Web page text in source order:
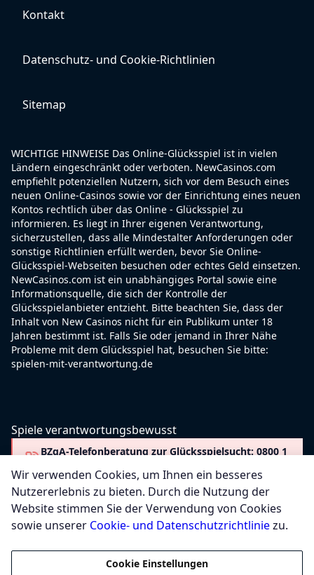
Wir verwenden Cookies, um Ihnen ein besseres
Nutzererlebnis zu bieten. Durch die Nutzung der
Website stimmen Sie der Verwendung von Cookies
sowie unserer Cookie- und Datenschutzrichtliniezu.
Cookie Einstellungen
Kontakt
Datenschutz- und Cookie-Richtlinien
Sitemap
WICHTIGE HINWEISE Das Online-Glücksspiel ist in vielen
Ländern eingeschränkt oder verboten. NewCasinos.com
empfiehlt potenziellen Nutzern, sich vor dem Besuch eines
neuen Online-Casinos sowie vor der Einrichtung eines neuen
Kontos rechtlich über das Online - Glücksspiel zu
informieren. Es liegt in Ihrer eigenen Verantwortung,
sicherzustellen, dass alle Mindestalter Anforderungen oder
sonstige Richtlinien erfüllt werden, bevor Sie Online-
Glücksspiel-Webseiten besuchen oder echtes Geld einsetzen.
NewCasinos.com ist ein unabhängiges Portal sowie eine
Informationsquelle, die sich der Kontrolle der
Glücksspielanbieter entzieht. Bitte beachten Sie, dass der
Inhalt von New Casinos nicht für ein Publikum unter 18
Jahren bestimmt ist. Falls Sie oder jemand in Ihrer Nähe
Probleme mit dem Glücksspiel hat, besuchen Sie bitte:
spielen-mit-verantwortung.de
Spiele verantwortungsbewusst
BZgA-Telefonberatung zur Glücksspielsucht: 0800 1